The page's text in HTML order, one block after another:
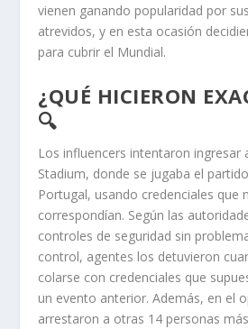
vienen ganando popularidad por
atrevidos, y en esta ocasión
para cubrir el Mundial.
¿QUÉ HICIERON
🔍
Los influencers intentaron ingresar
Stadium, donde se jugaba el
Portugal, usando credenciales que
correspondían. Según las
controles de seguridad sin
control, agentes los detuvieron
colarse con credenciales que
un evento anterior. Además, en el
arrestaron a otras 14 personas